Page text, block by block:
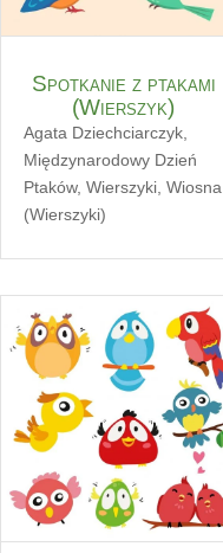
Spotkanie z ptakami
(Wierszyk)
Agata Dziechciarczyk,
Międzynarodowy Dzień
Ptaków, Wierszyki, Wiosna
(Wierszyki)